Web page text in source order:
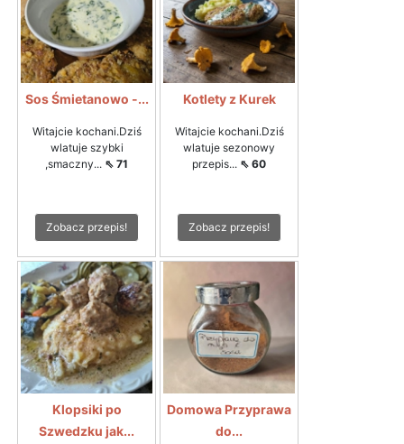
Sos Śmietanowo -...
Witajcie kochani.Dziś
wlatuje szybki
,smaczny... ⇖ 71
Zobacz przepis!
Kotlety z Kurek
Witajcie kochani.Dziś
wlatuje sezonowy
przepis... ⇖ 60
Zobacz przepis!
Klopsiki po
Szwedzku jak...
Domowa Przyprawa
do...